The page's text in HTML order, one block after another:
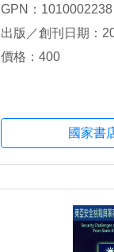
GPN：1010002238
出版／創刊日期：
價格：400
國家書